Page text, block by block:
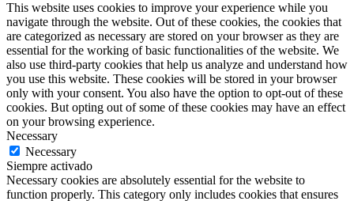
This website uses cookies to improve your experience while you
navigate through the website. Out of these cookies, the cookies that
are categorized as necessary are stored on your browser as they are
essential for the working of basic functionalities of the website. We
also use third-party cookies that help us analyze and understand how
you use this website. These cookies will be stored in your browser
only with your consent. You also have the option to opt-out of these
cookies. But opting out of some of these cookies may have an effect
on your browsing experience.
Necessary
Necessary
Siempre activado
Necessary cookies are absolutely essential for the website to
function properly. This category only includes cookies that ensures